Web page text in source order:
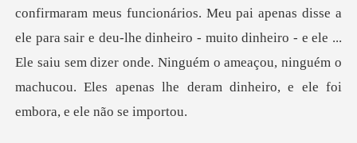
am meus funcionários. Meu pai apenas disse a
ele para sair e deu-lhe dinheiro - muito dinheiro - e ele ...
Ele saiu sem d